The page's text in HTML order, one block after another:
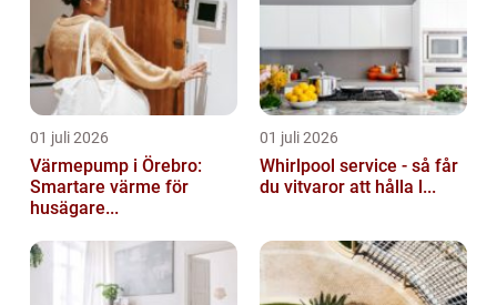
01 juli 2026
Värmepump i Örebro:
Smartare värme för
husägare...
01 juli 2026
Whirlpool service - så får
du vitvaror att hålla l...